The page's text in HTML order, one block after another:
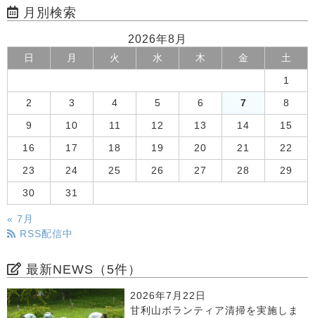
月別検索
2026年8月
日 月 火 水 木 金 土
1
2 3 4 5 6 7 8
9 10 11 12 13 14 15
16 17 18 19 20 21 22
23 24 25 26 27 28 29
30 31
« 7月
RSS配信中
最新NEWS（5件）
2026年7月22日
甘利山ボランティア清掃を実施しま